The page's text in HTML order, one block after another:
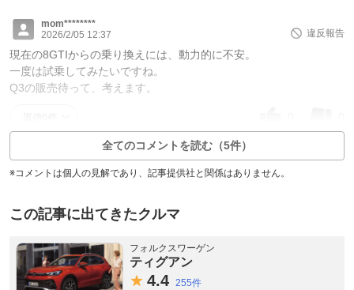
mom********
2026/2/05 12:37
違反報告
現在の8GTIからの乗り換えには、動力的に不安。
一度は試乗してみたいですね。
Q3の販売待って、考えます。
全てのコメントを読む（5件）
※コメントは個人の見解であり、記事提供社と関係はありません。
この記事に出てきたクルマ
フォルクスワーゲン
ティグアン
4.4 255件